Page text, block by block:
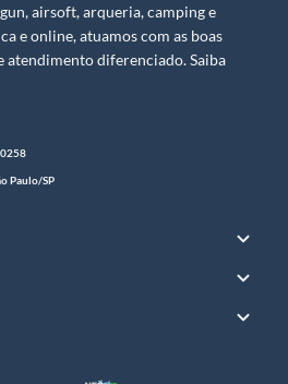
airsoft, arqueria, camping e
e online, atuamos com as boas
atendimento diferenciado. Saiba
Paulo/SP